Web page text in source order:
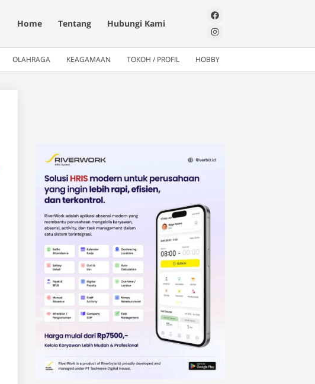
Home Tentang Hubungi Kami
OLAHRAGA KEAGAMAAN TOKOH / PROFIL HOBBY